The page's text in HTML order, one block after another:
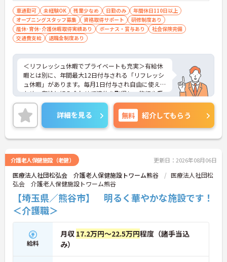
な昇給を目指せます。
【自分らしいスタイルを大切にしながら、無理のな
いペースで働けます】
・清潔感と節度があれば髪色やネイルなどの制限が
ないため、ご自身の個性を尊重した働き方を叶えら
れます。
・月平均残業時間が少なく、年間17日のリフレッシ
ュ休暇も取得できる環境で、心身のゆとりを維持で
きます。
【手厚い資格取得支援や継続雇用制度で、将来の安
心感が得られます】
・勤務時間内で受講可能な資格取得サポートが整備
・65歳の定年後も70歳まで勤務可能な再雇用制度が
設けられており、一つの職場で安定して長く活躍し
続けることが可能です。
車通勤可 未経験OK 残業少なめ 日勤のみ
年間休日110日以上
オープニングスタッフ募集
資格取得サポート
研修制度あり
産休･育休･介護休暇取得実績あり
ボーナス・賞与あり
社会保険完備
交通費支給
退職金制度あり
＜リフレッシュ休暇でプライベートも充実＞有給休
暇とは別に、年間最大12日付与される「リフレッシ
ュ休暇」があります。毎月1日付与され自由に使える
ため、有給と組み合わせて連休を取得し、旅行や趣
味を楽しむスタッフも多くいます。夜勤がなく日勤
のみの勤務なので、生活リズムも整えやすく、仕事
とプライベートのメリハリをつけて無理なく働けま
す。
＜将来を見据えた多彩なキャリアパスと待遇＞「介
レンジ」など、希望に合わせた多彩なキャリアプラ
ンが用意されています。階層別の研修や資格取得支
援制度があり、働きながらスキルアップが可能で
す。
詳細を見る 無料 紹介してもらう
介護老人保健施設（老健） 更新日：2026年08月06日
医療法人社団松弘会 介護老人保健施設トワーム熊谷
医療法人社団松
弘会 介護老人保健施設トワーム熊谷
【埼玉県／熊谷市】 明るく華やかな施設です！
＜介護職＞
給料
月収 17.2万円～22.5万円程度（諸手当込
み）